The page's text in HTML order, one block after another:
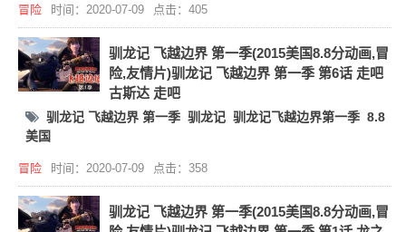
冒险 时间：2020-07-09 点击：405
驯龙记 飞越边界 第一季(2015美国8.8分动画,冒
险,友情片)驯龙记 飞越边界 第一季 第6话 走吧
古斯达 走吧
驯龙记 飞越边界 第一季 驯龙记 驯龙记飞越边界第一季 8.8
美国
冒险 时间：2020-07-09 点击：358
驯龙记 飞越边界 第一季(2015美国8.8分动画,冒